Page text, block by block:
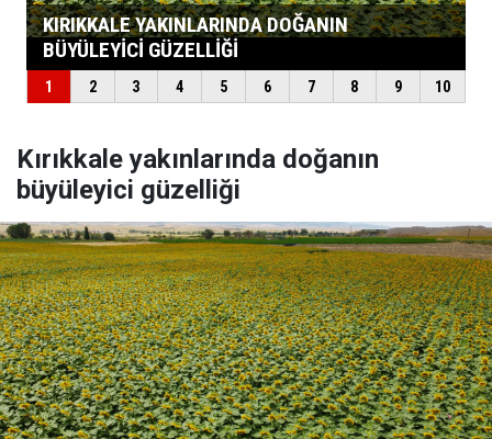
Kırıkkale yakınlarında doğanın
büyüleyici güzelliği